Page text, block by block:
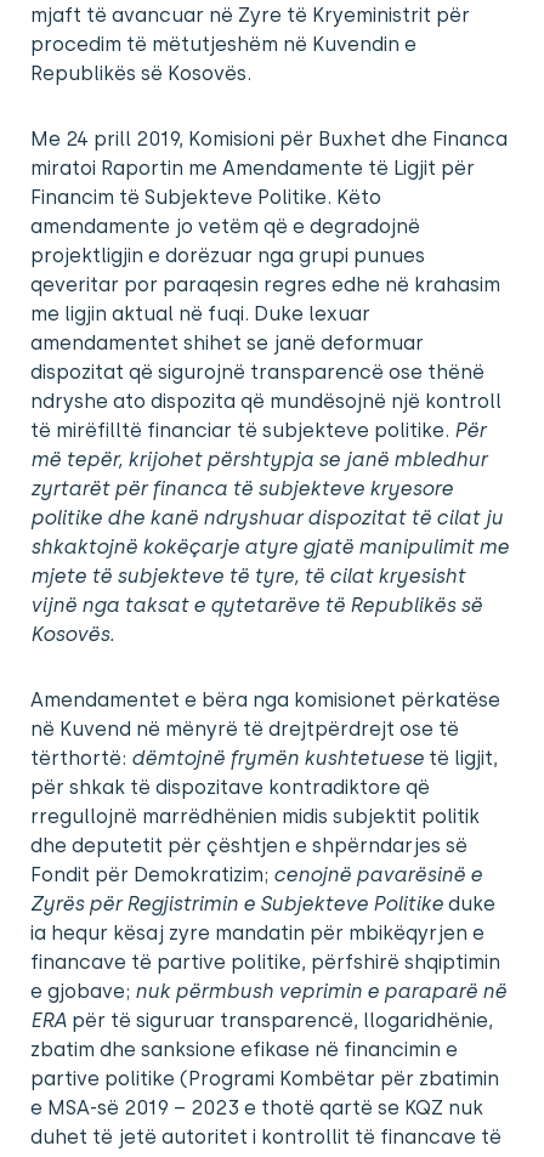
mjaft të avancuar në Zyre të Kryeministrit për
procedim të mëtutjeshëm në Kuvendin e
Republikës së Kosovës.
Me 24 prill 2019, Komisioni për Buxhet dhe Financa
miratoi Raportin me Amendamente të Ligjit për
Financim të Subjekteve Politike. Këto
amendamente jo vetëm që e degradojnë
projektligjin e dorëzuar nga grupi punues
qeveritar por paraqesin regres edhe në krahasim
me ligjin aktual në fuqi. Duke lexuar
amendamentet shihet se janë deformuar
dispozitat që sigurojnë transparencë ose thënë
ndryshe ato dispozita që mundësojnë një kontroll
të mirëfilltë financiar të subjekteve politike. Për
më tepër, krijohet përshtypja se janë mbledhur
zyrtarët për financa të subjekteve kryesore
politike dhe kanë ndryshuar dispozitat të cilat ju
shkaktojnë kokëçarje atyre gjatë manipulimit me
mjete të subjekteve të tyre, të cilat kryesisht
vijnë nga taksat e qytetarëve të Republikës së
Kosovës.
Amendamentet e bëra nga komisionet përkatëse
në Kuvend në mënyrë të drejtpërdrejt ose të
tërthortë: dëmtojnë frymën kushtetuese të ligjit,
për shkak të dispozitave kontradiktore që
rregullojnë marrëdhënien midis subjektit politik
dhe deputetit për çështjen e shpërndarjes së
Fondit për Demokratizim; cenojnë pavarësinë e
Zyrës për Regjistrimin e Subjekteve Politike duke
ia hequr kësaj zyre mandatin për mbikëqyrjen e
financave të partive politike, përfshirë shqiptimin
e gjobave; nuk përmbush veprimin e paraparë në
ERA për të siguruar transparencë, llogaridhënie,
zbatim dhe sanksione efikase në financimin e
partive politike (Programi Kombëtar për zbatimin
e MSA-së 2019 – 2023 e thotë qartë se KQZ nuk
duhet të jetë autoritet i kontrollit të financave të